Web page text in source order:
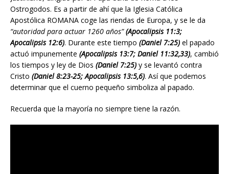
Ostrogodos. Es a partir de ahí que la Iglesia Católica
Apostólica ROMANA coge las riendas de Europa, y se le da
“autoridad para actuar 1260 años” (Apocalipsis 11:3;
Apocalipsis 12:6). Durante este tiempo (Daniel 7:25) el papado
actuó impunemente (Apocalipsis 13:7; Daniel 11:32,33), cambió
los tiempos y ley de Dios (Daniel 7:25) y se levantó contra
Cristo (Daniel 8:23-25; Apocalipsis 13:5,6). Así que podemos
determinar que el cuerno pequeño simboliza al papado.
Recuerda que la mayoría no siempre tiene la razón.